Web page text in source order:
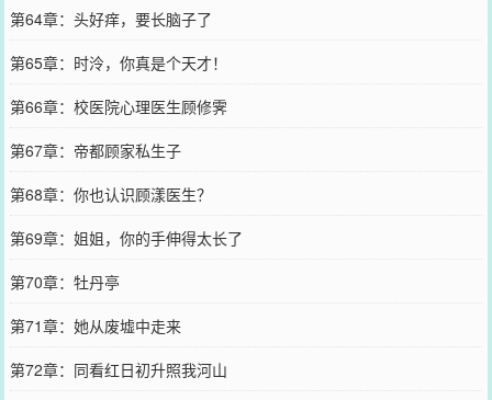
第64章：头好痒，要长脑子了
第65章：时泠，你真是个天才！
第66章：校医院心理医生顾修霁
第67章：帝都顾家私生子
第68章：你也认识顾漾医生？
第69章：姐姐，你的手伸得太长了
第70章：牡丹亭
第71章：她从废墟中走来
第72章：同看红日初升照我河山